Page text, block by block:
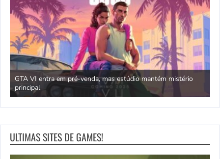
GTA VI entra em pré-venda, mas estúdio mantém mistério
principal
ULTIMAS SITES DE GAMES!